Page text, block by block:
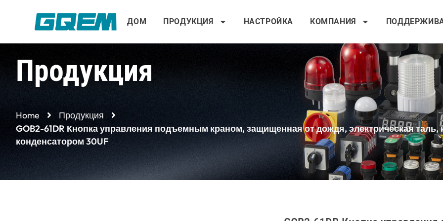
содержимому
ДОМ ПРОДУКЦИЯ НАСТРОЙКА КОМПАНИЯ
Продукция
Home
Продукция
GOB2-61DR Кнопка управления подъемным краном, защищенная от дождя, электрическая таль,
конденсатором 30UF